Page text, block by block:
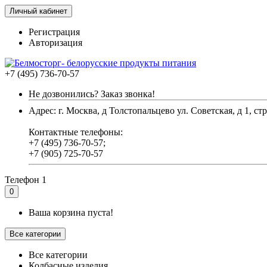
Личный кабинет
Регистрация
Авторизация
+7 (495) 736-70-57
Не дозвонились? Заказ звонка!
Адрес: г. Москва, д Толстопальцево ул. Советская, д 1,
Контактные телефоны:
+7 (495) 736-70-57;
+7 (905) 725-70-57
Телефон 1
0
Ваша корзина пуста!
Все категории
Все категории